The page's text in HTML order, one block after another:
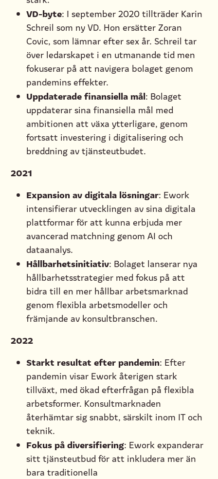
VD-byte: I september 2020 tillträder Karin
Schreil som ny VD. Hon ersätter Zoran
Covic, som lämnar efter sex år. Schreil tar
över ledarskapet i en utmanande tid men
fokuserar på att navigera bolaget genom
pandemins effekter.
Uppdaterade finansiella mål: Bolaget
uppdaterar sina finansiella mål med
ambitionen att växa ytterligare, genom
fortsatt investering i digitalisering och
breddning av tjänsteutbudet.
2021
Expansion av digitala lösningar: Ework
intensifierar utvecklingen av sina digitala
plattformar för att kunna erbjuda mer
avancerad matchning genom AI och
dataanalys.
Hållbarhetsinitiativ: Bolaget lanserar nya
hållbarhetsstrategier med fokus på att
bidra till en mer hållbar arbetsmarknad
genom flexibla arbetsmodeller och
främjande av konsultbranschen.
2022
Starkt resultat efter pandemin: Efter
pandemin visar Ework återigen stark
tillväxt, med ökad efterfrågan på flexibla
arbetsformer. Konsultmarknaden
återhämtar sig snabbt, särskilt inom IT och
teknik.
Fokus på diversifiering: Ework expanderar
sitt tjänsteutbud för att inkludera mer än
bara traditionella